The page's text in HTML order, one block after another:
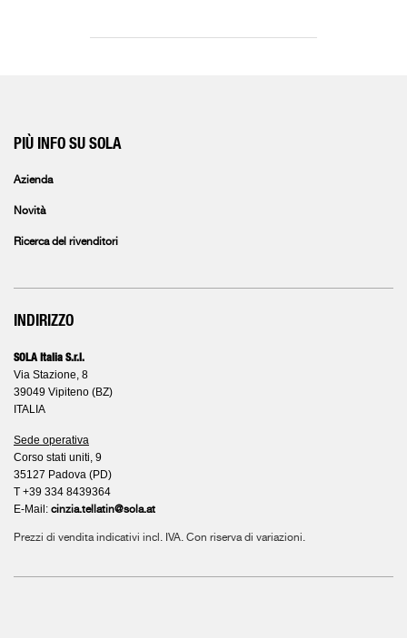
PIÙ INFO SU SOLA
Azienda
Novità
Ricerca del rivenditori
INDIRIZZO
SOLA Italia S.r.l.
Via Stazione, 8
39049 Vipiteno (BZ)
ITALIA
Sede operativa
Corso stati uniti, 9
35127 Padova (PD)
T +39 334 8439364
E-Mail: cinzia.tellatin@sola.at
Prezzi di vendita indicativi incl. IVA. Con riserva di variazioni.